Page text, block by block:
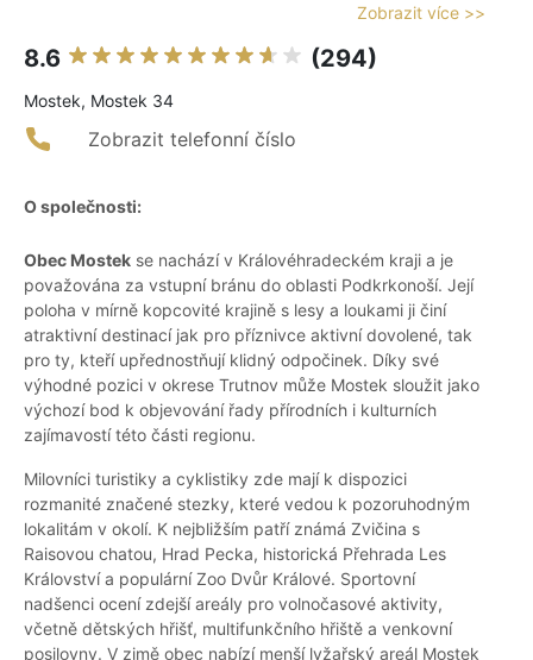
Zobrazit více >>
8.6 (294)
Mostek, Mostek 34
Zobrazit telefonní číslo
O společnosti:
Obec Mostek se nachází v Královéhradeckém kraji a je
považována za vstupní bránu do oblasti Podkrkonoší. Její
poloha v mírně kopcovité krajině s lesy a loukami ji činí
atraktivní destinací jak pro příznivce aktivní dovolené, tak
pro ty, kteří upřednostňují klidný odpočinek. Díky své
výhodné pozici v okrese Trutnov může Mostek sloužit jako
výchozí bod k objevování řady přírodních i kulturních
zajímavostí této části regionu.
Milovníci turistiky a cyklistiky zde mají k dispozici
rozmanité značené stezky, které vedou k pozoruhodným
lokalitám v okolí. K nejbližším patří známá Zvičina s
Raisovou chatou, Hrad Pecka, historická Přehrada Les
Království a populární Zoo Dvůr Králové. Sportovní
nadšenci ocení zdejší areály pro volnočasové aktivity,
včetně dětských hřišť, multifunkčního hřiště a venkovní
posilovny. V zimě obec nabízí menší lyžařský areál Mostek